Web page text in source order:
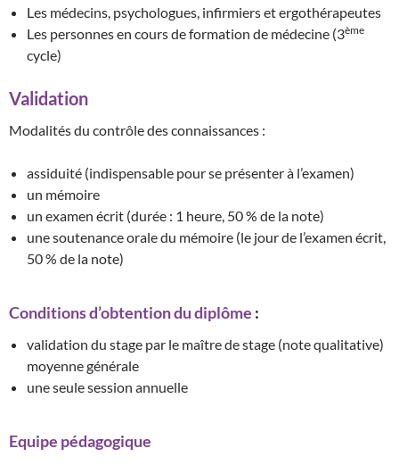
Les médecins, psychologues, infirmiers et ergothérapeutes
Les personnes en cours de formation de médecine (3ème
cycle)
Validation
Modalités du contrôle des connaissances :
assiduité (indispensable pour se présenter à l’examen)
un mémoire
un examen écrit (durée : 1 heure, 50 % de la note)
une soutenance orale du mémoire (le jour de l’examen écrit,
50 % de la note)
Conditions d’obtention du diplôme :
validation du stage par le maître de stage (note qualitative)
moyenne générale
une seule session annuelle
Equipe pédagogique